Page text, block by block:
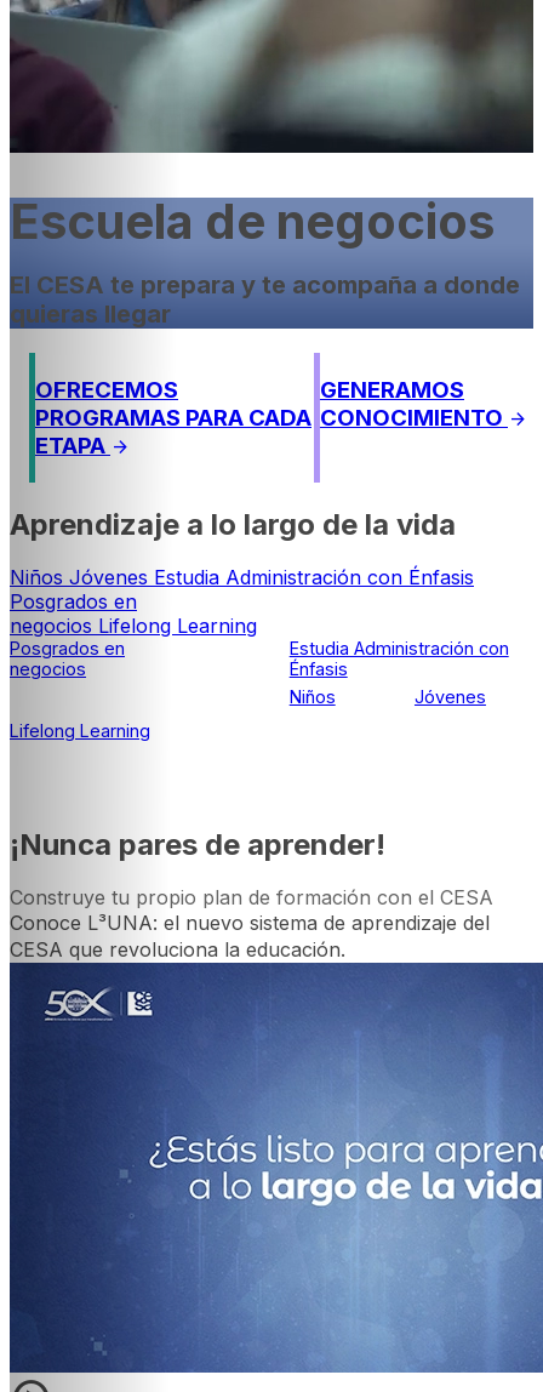
Escuela de negocios
El CESA te prepara y te acompaña a donde
quieras llegar
OFRECEMOS
PROGRAMAS PARA CADA
ETAPA arrow_forward
GENERAMOS
CONOCIMIENTO arrow_forward
Aprendizaje a lo largo de la vida
Niños Jóvenes Estudia Administración con Énfasis
Posgrados en
negocios Lifelong Learning
Niños Jóvenes
Estudia Administración con
Énfasis
Posgrados en
negocios
Lifelong Learning
¡Nunca pares de aprender!
Construye tu propio plan de formación con el CESA
Conoce L³UNA: el nuevo sistema de aprendizaje del
CESA que revoluciona la educación.